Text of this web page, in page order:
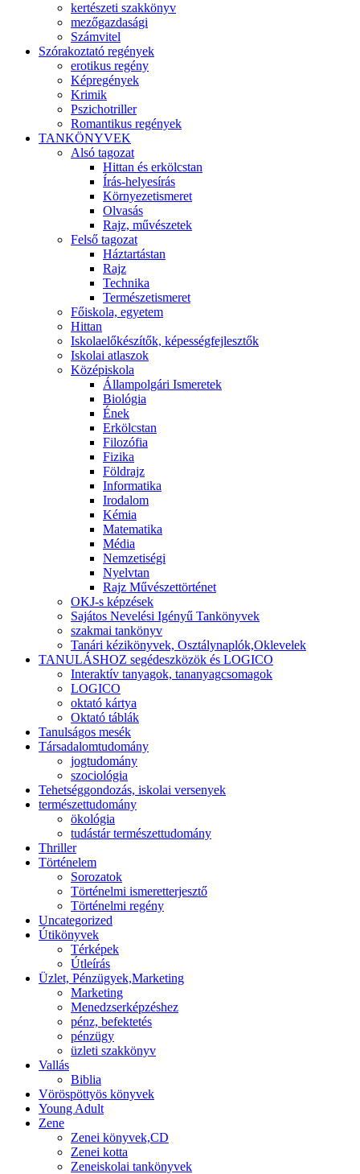
kertészeti szakkönyv
mezőgazdasági
Számvitel
Szórakoztató regények
erotikus regény
Képregények
Krimik
Pszichotriller
Romantikus regények
TANKÖNYVEK
Alsó tagozat
Hittan és erkölcstan
Írás-helyesírás
Környezetismeret
Olvasás
Rajz, művészetek
Felső tagozat
Háztartástan
Rajz
Technika
Természetismeret
Főiskola, egyetem
Hittan
Iskolaelőkészítők, képességfejlesztők
Iskolai atlaszok
Középiskola
Állampolgári Ismeretek
Biológia
Ének
Erkölcstan
Filozófia
Fizika
Földrajz
Informatika
Irodalom
Kémia
Matematika
Média
Nemzetiségi
Nyelvtan
Rajz Művészettörténet
OKJ-s képzések
Sajátos Nevelési Igényű Tankönyvek
szakmai tankönyv
Tanári kézikönyvek, Osztálynaplók,Oklevelek
TANULÁSHOZ segédeszközök és LOGICO
Interaktív tanyagok, tananyagcsomagok
LOGICO
oktató kártya
Oktató táblák
Tanulságos mesék
Társadalomtudomány
jogtudomány
szociológia
Tehetséggondozás, iskolai versenyek
természettudomány
ökológia
tudástár természettudomány
Thriller
Történelem
Sorozatok
Történelmi ismeretterjesztő
Történelmi regény
Uncategorized
Útikönyvek
Térképek
Útleírás
Üzlet, Pénzügyek,Marketing
Marketing
Menedzserképzéshez
pénz, befektetés
pénzügy
üzleti szakkönyv
Vallás
Biblia
Vöröspöttyös könyvek
Young Adult
Zene
Zenei könyvek,CD
Zenei kotta
Zeneiskolai tankönyvek